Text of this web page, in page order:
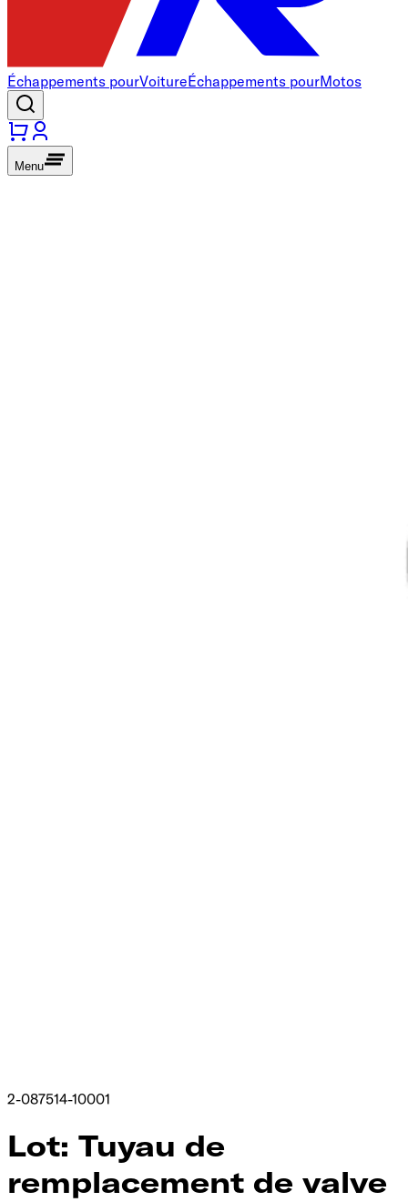
Échappements pourVoitureÉchappements pourMotos
Menu
2-087514-10001
Lot: Tuyau de
remplacement de valve